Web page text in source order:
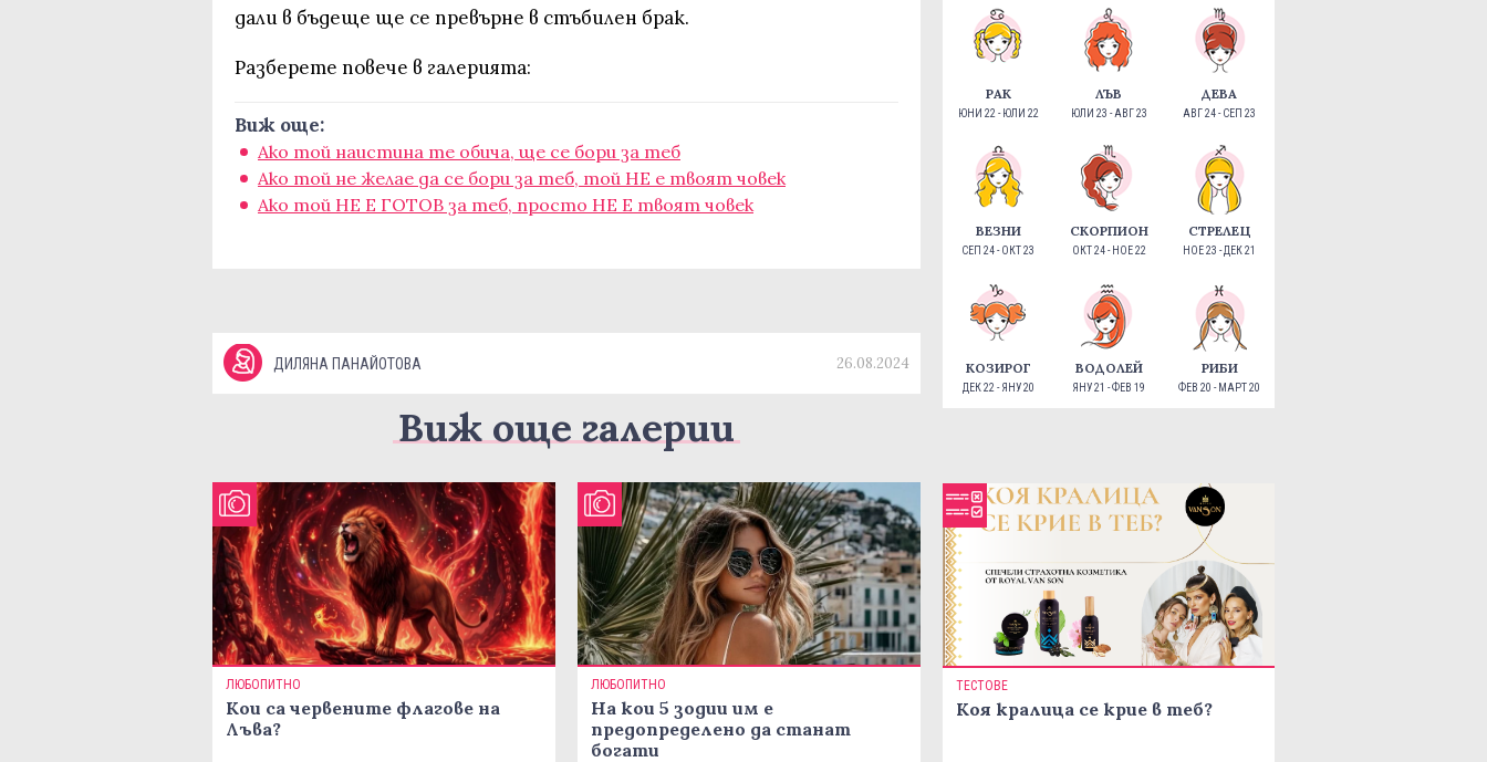
дали в бъдеще ще се превърне в стъбилен брак.
Разберете повече в галерията:
Виж още:
Ако той наистина те обича, ще се бори за теб
Ако той не желае да се бори за теб, той НЕ е твоят човек
Ако той НЕ Е ГОТОВ за теб, просто НЕ Е твоят човек
ДИЛЯНА ПАНАЙОТОВА 26.08.2024
Виж още галерии
ЛЮБОПИТНО
Кои са червените флагове на
Лъва?
ЛЮБОПИТНО
На кои 5 зодии им е
предопределено да станат
богати
РАК
ЮНИ 22 - ЮЛИ 22
ЛЪВ
ЮЛИ 23 - АВГ 23
ДЕВА
АВГ 24 - СЕП 23
ВЕЗНИ
СЕП 24 - ОКТ 23
СКОРПИОН
ОКТ 24 - НОЕ 22
СТРЕЛЕЦ
НОЕ 23 - ДЕК 21
КОЗИРОГ
ДЕК 22 - ЯНУ 20
ВОДОЛЕЙ
ЯНУ 21 - ФЕВ 19
РИБИ
ФЕВ 20 - МАРТ 20
ТЕСТОВЕ
Коя кралица се крие в теб?